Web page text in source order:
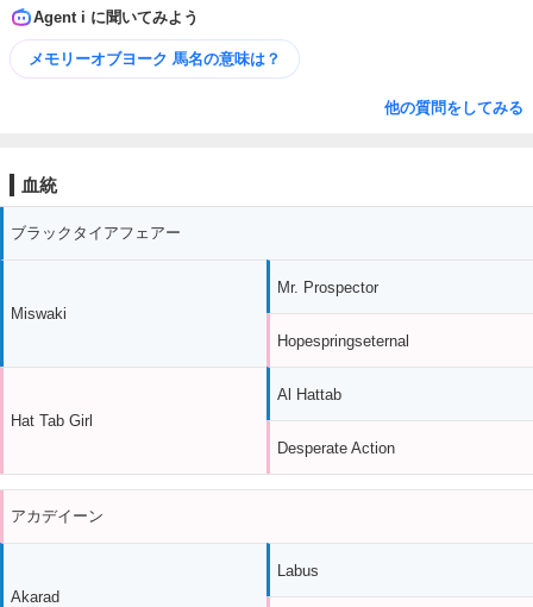
Agent i に聞いてみよう
メモリーオブヨーク 馬名の意味は？
他の質問をしてみる
血統
ブラックタイアフェアー
Miswaki
Hat Tab Girl
Mr. Prospector
Hopespringseternal
Al Hattab
Desperate Action
アカデイーン
Akarad
Labus